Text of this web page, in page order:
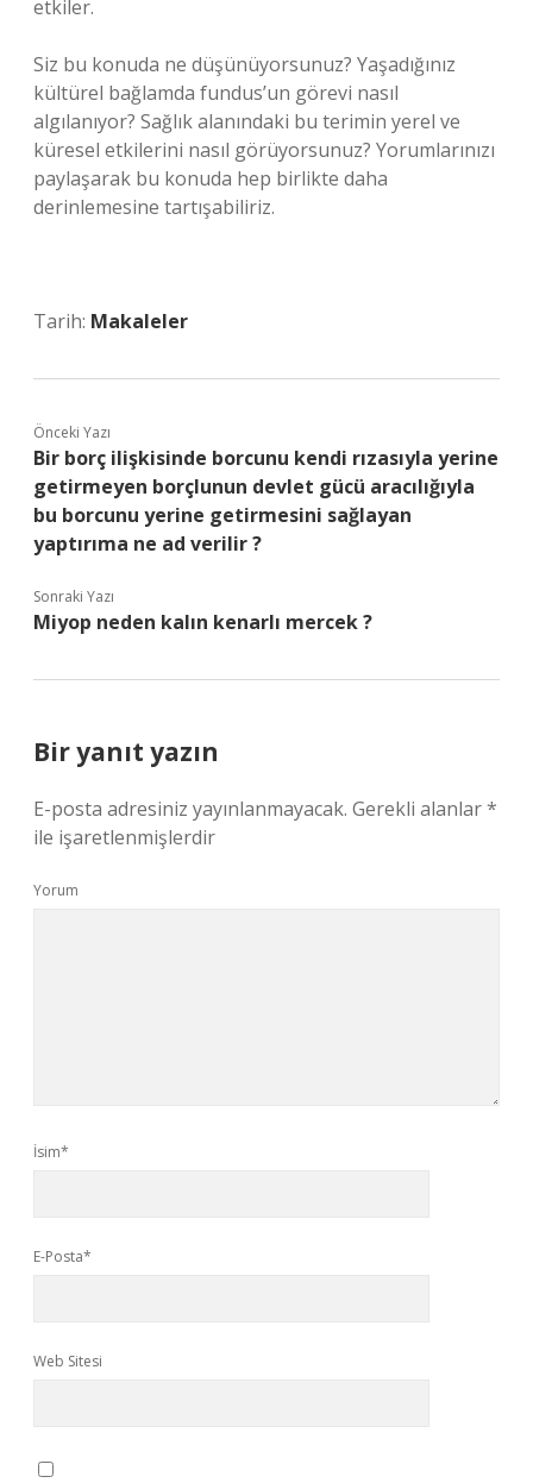
etkiler.
Siz bu konuda ne düşünüyorsunuz? Yaşadığınız
kültürel bağlamda fundus’un görevi nasıl
algılanıyor? Sağlık alanındaki bu terimin yerel ve
küresel etkilerini nasıl görüyorsunuz? Yorumlarınızı
paylaşarak bu konuda hep birlikte daha
derinlemesine tartışabiliriz.
Tarih: Makaleler
Önceki Yazı
Bir borç ilişkisinde borcunu kendi rızasıyla yerine
getirmeyen borçlunun devlet gücü aracılığıyla
bu borcunu yerine getirmesini sağlayan
yaptırıma ne ad verilir ?
Sonraki Yazı
Miyop neden kalın kenarlı mercek ?
Bir yanıt yazın
E-posta adresiniz yayınlanmayacak. Gerekli alanlar*
ile işaretlenmişlerdir
Yorum
İsim*
E-Posta*
Web Sitesi